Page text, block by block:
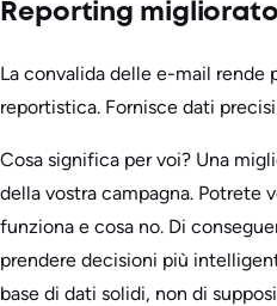
Reporting migliorato
La convalida delle e-mail rende
reportistica. Fornisce dati
Cosa significa per voi? Una
della vostra campagna. Potrete
funziona e cosa no. Di
prendere decisioni più
base di dati solidi, non di